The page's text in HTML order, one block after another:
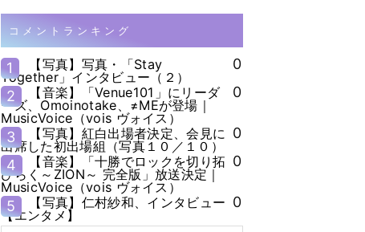
コメントランキング
1
【写真】写真・「Stay
Together」インタビュー（２）
0
2
【音楽】「Venue101」にリーダ
ーズ、Omoinotake、≠MEが登場｜
MusicVoice（vois ヴォイス）
0
3
【写真】紅白出場者決定、会見に
出席した初出場組（写真１０／１０）
0
4
【音楽】「十勝でロックを切り拓
ひらく～ZION～ 完全版」放送決定｜
MusicVoice（vois ヴォイス）
0
5
【写真】仁村紗和、インタビュー
【エンタメ】
0